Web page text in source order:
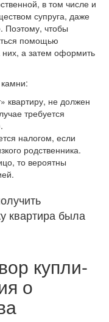
в том числе и
супруга, даже
Поэтому, чтобы
помощью
них, а затем оформить
квартиру, не должен
требуется
налогом, если
родственника.
то вероятны
квартира была
купли-
о